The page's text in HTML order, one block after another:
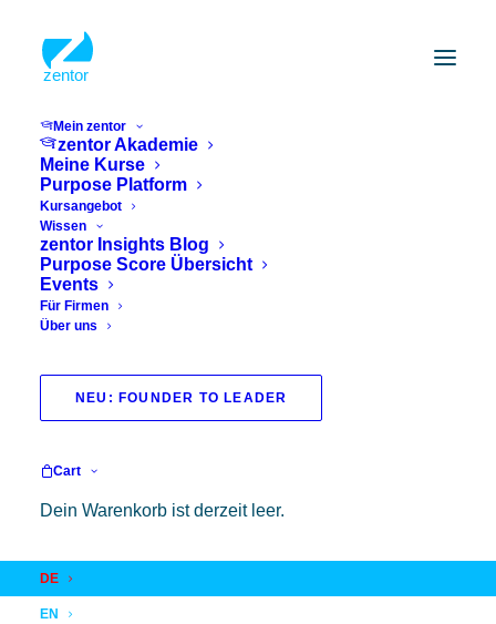
Mein zentor
zentor Akademie
Meine Kurse
Purpose Platform
Kursangebot
Wissen
zentor Insights Blog
Purpose Score Übersicht
Events
Für Firmen
Über uns
NEU: FOUNDER TO LEADER
Cart
Dein Warenkorb ist derzeit leer.
DE
EN